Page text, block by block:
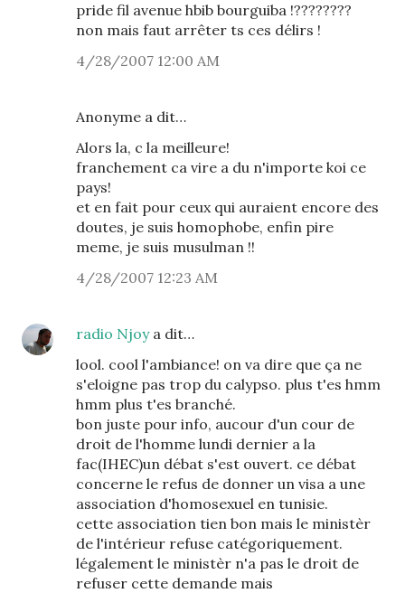
pride fil avenue hbib bourguiba !????????
non mais faut arrêter ts ces délirs !
4/28/2007 12:00 AM
Anonyme a dit…
Alors la, c la meilleure!
franchement ca vire a du n'importe koi ce
pays!
et en fait pour ceux qui auraient encore des
doutes, je suis homophobe, enfin pire
meme, je suis musulman !!
4/28/2007 12:23 AM
radio Njoya dit…
lool. cool l'ambiance! on va dire que ça ne
s'eloigne pas trop du calypso. plus t'es hmm
hmm plus t'es branché.
bon juste pour info, aucour d'un cour de
droit de l'homme lundi dernier a la
fac(IHEC)un débat s'est ouvert. ce débat
concerne le refus de donner un visa a une
association d'homosexuel en tunisie.
cette association tien bon mais le ministèr
de l'intérieur refuse catégoriquement.
légalement le ministèr n'a pas le droit de
refuser cette demande mais